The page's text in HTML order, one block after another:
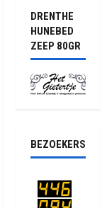
DRENTHE
HUNEBED
ZEEP 80GR
BEZOEKERS